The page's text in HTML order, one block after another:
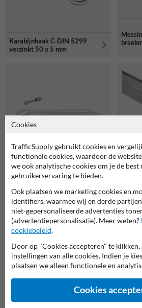
Karabijnhaak C-DIN 5299
verzinkt 50 x 5 mm
Montageset - Hekwerk
Cookies
TrafficSupply gebruikt cookies en
functionele cookies, waardoor de
we ook analytische cookies om je de best
gebruikerservaring te bieden.
Ook plaatsen we marketing cookies en
identifiers, waarmee wij en derde
niet-gepersonaliseerde advertenties
(advertentiepersonalisatie). Meer weten?
cookiebeleid.
Door op "Cookies accepteren" te klikken,
instellingen van alle cookies. Indien je
plaatsen we alleen functionele en
Cookies